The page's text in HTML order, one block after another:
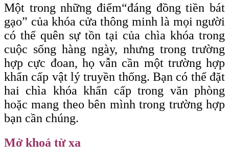
Một trong những điểm“đáng đồng tiền bát
gạo” của khóa cửa thông minh là mọi người
có thể quên sự tồn tại của chìa khóa trong
cuộc sống hàng ngày, nhưng trong trường
hợp cực đoan, họ vẫn cần một trường hợp
khẩn cấp vật lý truyền thống. Bạn có thể đặt
hai chìa khóa khẩn cấp trong văn phòng
hoặc mang theo bên mình trong trường hợp
bạn cần chúng.
Mở khoá từ xa